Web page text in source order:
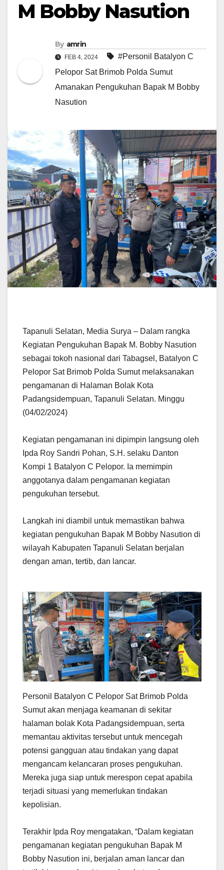
M Bobby Nasution
By amrin
FEB 4, 2024
#Personil Batalyon C
Pelopor Sat Brimob Polda Sumut
Amanakan Pengukuhan Bapak M Bobby
Nasution
Tapanuli Selatan, Media Surya – Dalam rangka
Kegiatan Pengukuhan Bapak M. Bobby Nasution
sebagai tokoh nasional dari Tabagsel, Batalyon C
Pelopor Sat Brimob Polda Sumut melaksanakan
pengamanan di Halaman Bolak Kota
Padangsidempuan, Tapanuli Selatan. Minggu
(04/02/2024)
Kegiatan pengamanan ini dipimpin langsung oleh
Ipda Roy Sandri Pohan, S.H. selaku Danton
Kompi 1 Batalyon C Pelopor. Ia memimpin
anggotanya dalam pengamanan kegiatan
pengukuhan tersebut.
Langkah ini diambil untuk memastikan bahwa
kegiatan pengukuhan Bapak M Bobby Nasution di
wilayah Kabupaten Tapanuli Selatan berjalan
dengan aman, tertib, dan lancar.
Personil Batalyon C Pelopor Sat Brimob Polda
Sumut akan menjaga keamanan di sekitar
halaman bolak Kota Padangsidempuan, serta
memantau aktivitas tersebut untuk mencegah
potensi gangguan atau tindakan yang dapat
mengancam kelancaran proses pengukuhan.
Mereka juga siap untuk merespon cepat apabila
terjadi situasi yang memerlukan tindakan
kepolisian.
Terakhir Ipda Roy mengatakan, “Dalam kegiatan
pengamanan kegiatan pengukuhan Bapak M
Bobby Nasution ini, berjalan aman lancar dan